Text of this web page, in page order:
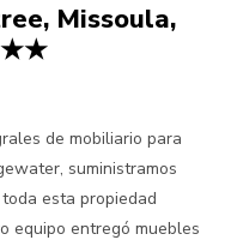
Missoula,
de mobiliario para
suministramos
esta propiedad
equipo entregó muebles